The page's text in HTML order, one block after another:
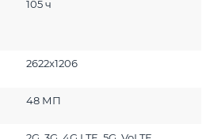
105 ч
2622x1206
48 МП